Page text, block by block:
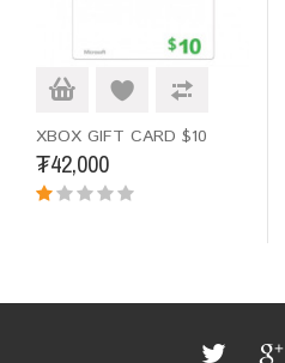
XBOX GIFT CARD $10
₮42,000